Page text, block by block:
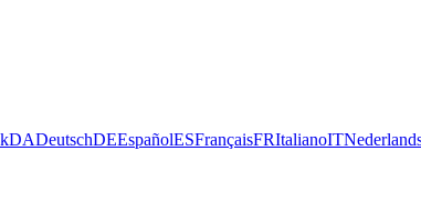
DADeutschDEEspañolESFrançaisFRItalianoIT